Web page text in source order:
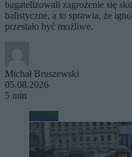
bagatelizowali zagrożenie się
balistyczne, a to sprawia, że
przestało być możliwe.
Michał Bruszewski
05.08.2026
5 min
Wojsko